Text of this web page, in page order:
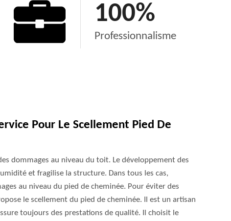
100%
Professionnalisme
Pour Le Scellement Pied De
dommages au niveau du toit. Le développement des
et fragilise la structure. Dans tous les cas,
au niveau du pied de cheminée. Pour éviter des
le scellement du pied de cheminée. Il est un artisan
toujours des prestations de qualité. Il choisit le